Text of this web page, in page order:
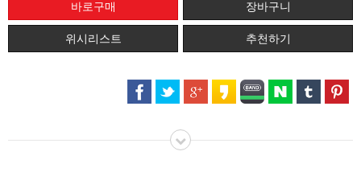
위시리스트 추천하기